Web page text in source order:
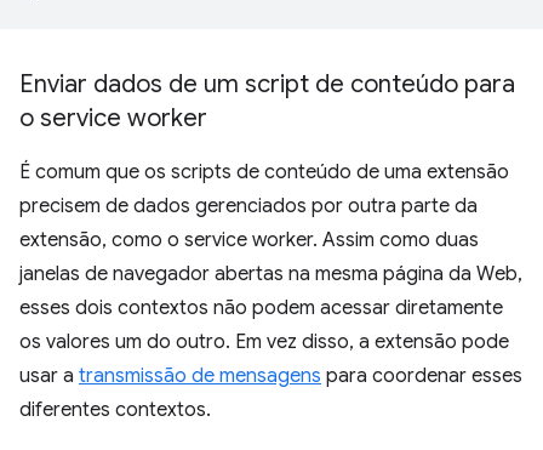
Enviar dados de um script de conteúdo para
o service worker
É comum que os scripts de conteúdo de uma extensão
precisem de dados gerenciados por outra parte da
extensão, como o service worker. Assim como duas
janelas de navegador abertas na mesma página da Web,
esses dois contextos não podem acessar diretamente
os valores um do outro. Em vez disso, a extensão pode
usar a transmissão de mensagens para coordenar esses
diferentes contextos.